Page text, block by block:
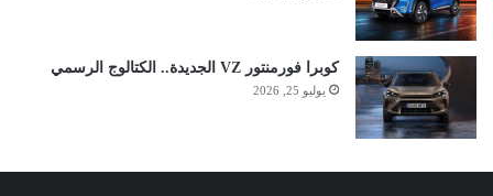
كوبرا فورمنتور VZ الجديدة.. الكتالوج الرسمي
يوليو 25, 2026